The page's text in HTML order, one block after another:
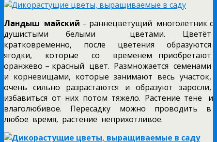
Ландыш майский – раннецветущий многолетник с
душистыми белыми цветами. Цветёт
кратковременно, после цветения образуются
ягодки, которые со временем приобретают
оранжево – красный цвет. Размножается семенами
и корневищами, которые занимают весь участок,
очень сильно разрастаются и образуют заросли,
избавиться от них потом тяжело. Растение тене и
влаголюбивое. Пересадку можно проводить в
любое время, растение неприхотливое.